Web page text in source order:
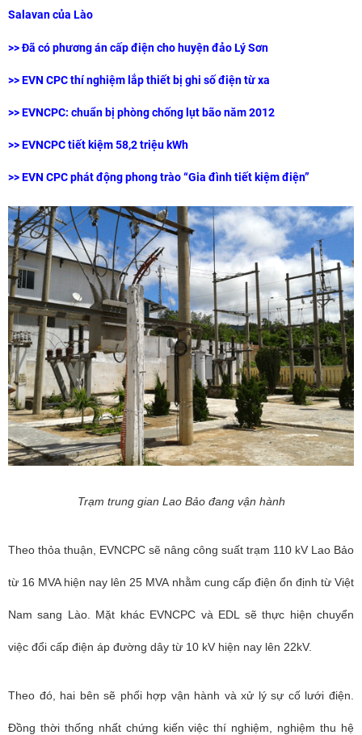
Salavan của Lào
>> Đã có phương án cấp điện cho huyện đảo Lý Sơn
>> EVN CPC thí nghiệm lắp thiết bị ghi số điện từ xa
>> EVNCPC: chuẩn bị phòng chống lụt bão năm 2012
>> EVNCPC tiết kiệm 58,2 triệu kWh
>> EVN CPC phát động phong trào “Gia đình tiết kiệm điện”
Trạm trung gian Lao Bảo đang vận hành
Theo thỏa thuận, EVNCPC sẽ nâng công suất trạm 110 kV Lao Bảo
từ 16 MVA hiện nay lên 25 MVA nhằm cung cấp điện ổn định từ Việt
Nam sang Lào. Mặt khác EVNCPC và EDL sẽ thực hiện chuyển
việc đổi cấp điện áp đường dây từ 10 kV hiện nay lên 22kV.
Theo đó, hai bên sẽ phối hợp vận hành và xử lý sự cố lưới điện.
Đồng thời thống nhất chứng kiến việc thí nghiệm, nghiệm thu hệ